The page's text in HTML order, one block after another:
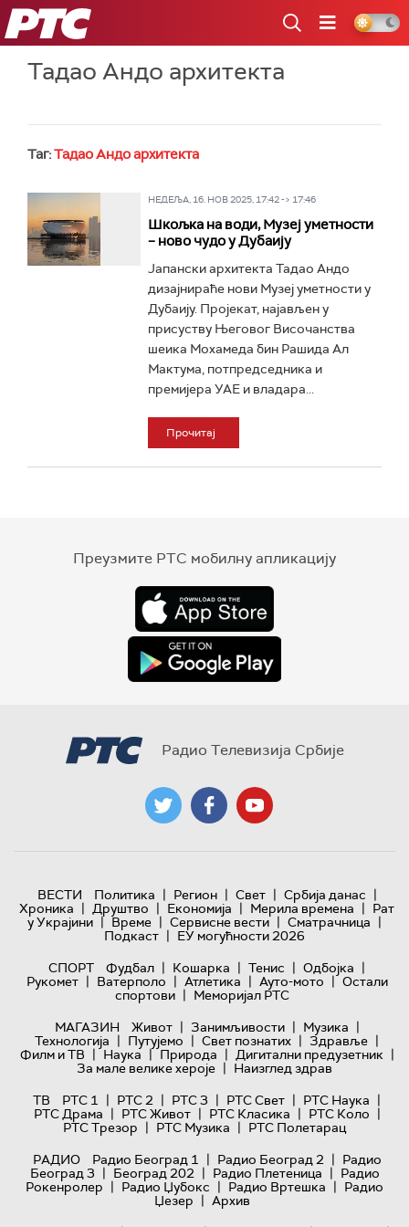
РТС
Тадао Андо архитекта
Таг:Тадао Андо архитекта
НЕДЕЉА, 16. НОВ 2025, 17:42 -> 17:46
Шкољка на води, Музеј уметности
– ново чудо у Дубаију
Јапански архитекта Тадао Андо
дизајнираће нови Музеј уметности у
Дубаију. Пројекат, најављен у
присуству Његовог Височанства
шеика Мохамеда бин Рашида Ал
Мактума, потпредседника и
премијера УАЕ и владара...
Прочитај
Преузмите РТС мобилну апликацију
Радио Телевизија Србије
ВЕСТИ Политика | Регион | Свет | Србија данас |
Хроника | Друштво | Економија | Мерила времена | Рат
у Украјини | Време | Сервисне вести | Сматрачница |
Подкаст | ЕУ могућности 2026
СПОРТ
Фудбал | Кошарка | Тенис | Одбојка |
Рукомет | Ватерполо | Атлетика | Ауто-мото | Остали
спортови | Меморијал РТС
МАГАЗИН
Живот | Занимљивости | Музика |
Технологијa | Путујемо | Свет познатих | Здравље |
Филм и ТВ | Наука | Природа | Дигитални предузетник |
За мале велике хероје | Наизглед здрав
ТВ
РТС 1 | РТС 2 | РТС 3 | РТС Свет | РТС Наука |
РТС Драма | РТС Живот | РТС Класика | РТС Коло |
РТС Трезор | РТС Музика | РТС Полетарац
РАДИО
Радио Београд 1 | Радио Београд 2 | Радио
Београд 3 | Београд 202 | Радио Плетеница | Радио
Рокенролер | Радио Џубокс | Радио Вртешка | Радио
Џезер | Архив